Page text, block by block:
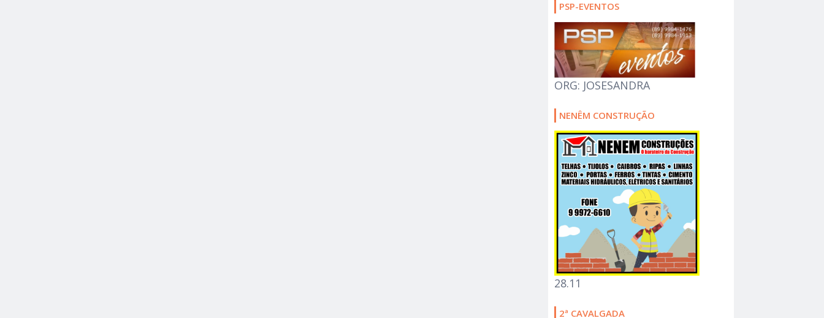
PSP-EVENTOS
ORG: JOSESANDRA
NENÊM CONSTRUÇÃO
28.11
2ª CAVALGADA